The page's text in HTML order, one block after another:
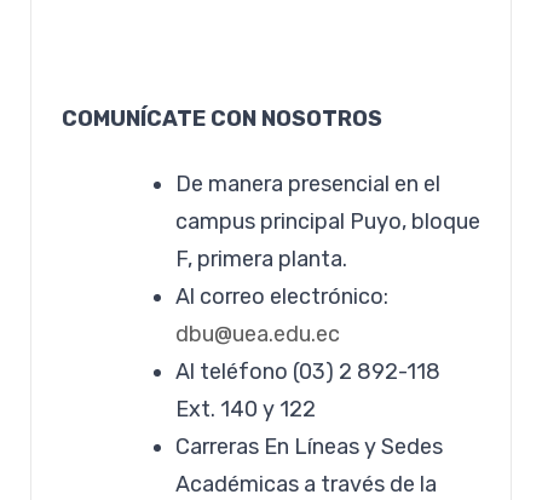
COMUNÍCATE CON NOSOTROS
De manera presencial en el
campus principal Puyo, bloque
F, primera planta.
Al correo electrónico:
dbu@uea.edu.ec
Al teléfono (03) 2 892-118
Ext. 140 y 122
Carreras En Líneas y Sedes
Académicas a través de la